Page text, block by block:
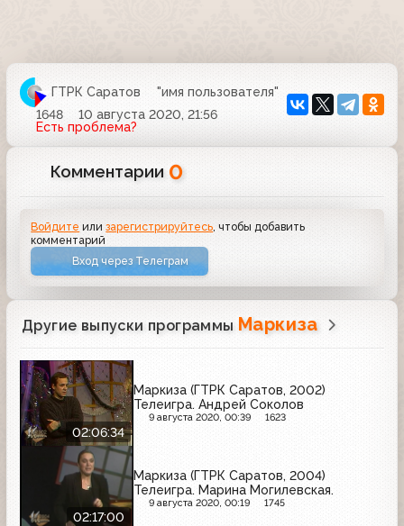
ГТРК Саратов
"имя пользователя"
1648
10 августа 2020, 21:56
Есть проблема?
Комментарии 0
Войдите илизарегистрируйтесь , чтобы добавить
комментарий
Вход через Телеграм
Другие выпуски программы Маркиза
02:06:34
Маркиза (ГТРК Саратов, 2002)
Телеигра. Андрей Соколов
9 августа 2020, 00:39 1623
02:17:00
Маркиза (ГТРК Саратов, 2004)
Телеигра. Марина Могилевская.
9 августа 2020, 00:19 1745